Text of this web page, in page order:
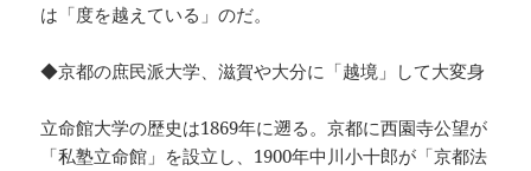
は「度を越えている」のだ。
◆京都の庶民派大学、滋賀や大分に「越境」して大変身
立命館大学の歴史は1869年に遡る。京都に西園寺公望が
「私塾立命館」を設立し、1900年中川小十郎が「京都法